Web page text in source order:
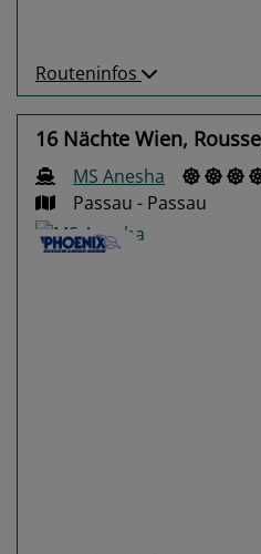
Routeninfos
16 Nächte Wien,
MS Anesha
Passau - Passau